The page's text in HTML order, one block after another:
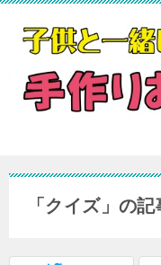
「クイズ」の